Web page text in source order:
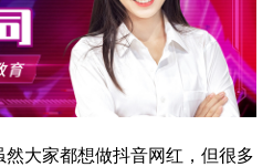
然大家都想做抖音网红，但很多